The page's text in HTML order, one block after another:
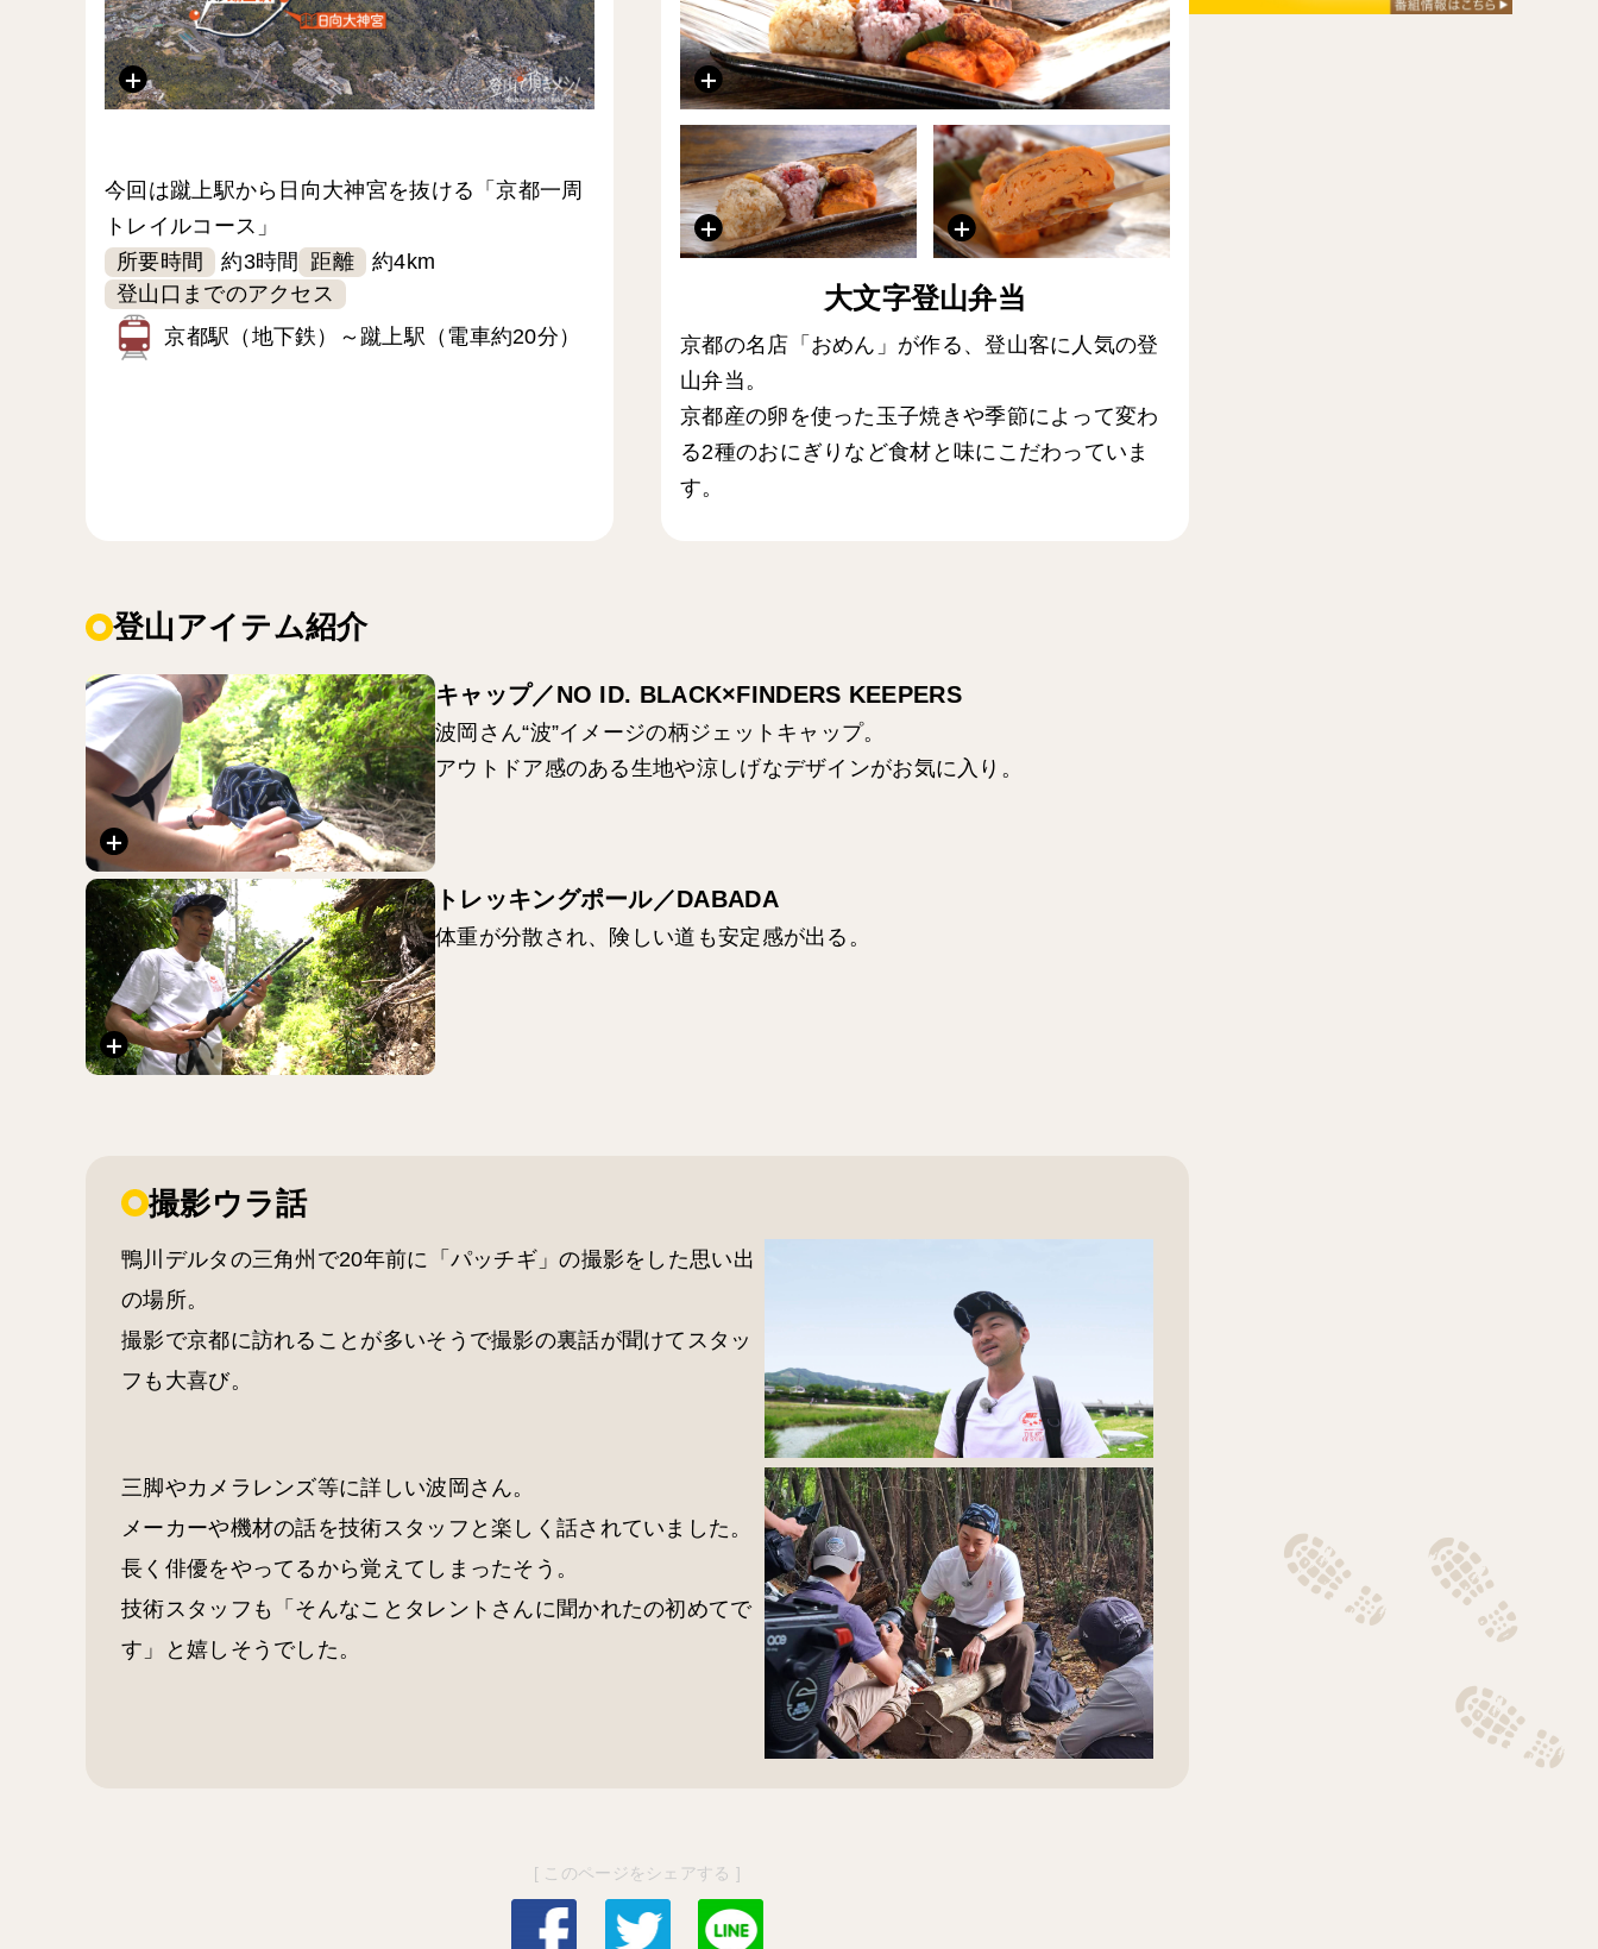
今回は蹴上駅から日向大神宮を抜ける「京都一周
トレイルコース」
所要時間
約3時間 距離
約4km
登山口までのアクセス
京都駅（地下鉄）～蹴上駅（電車約20分）
大文字登山弁当
京都の名店「おめん」が作る、登山客に人気の登
山弁当。
京都産の卵を使った玉子焼きや季節によって変わ
る2種のおにぎりなど食材と味にこだわっていま
す。
登山アイテム紹介
キャップ／NO ID. BLACK×FINDERS KEEPERS
波岡さん“波”イメージの柄ジェットキャップ。
アウトドア感のある生地や涼しげなデザインがお気に入り。
トレッキングポール／DABADA
体重が分散され、険しい道も安定感が出る。
撮影ウラ話
鴨川デルタの三角州で20年前に「パッチギ」の撮影をした思い出
の場所。
撮影で京都に訪れることが多いそうで撮影の裏話が聞けてスタッ
フも大喜び。
三脚やカメラレンズ等に詳しい波岡さん。
メーカーや機材の話を技術スタッフと楽しく話されていました。
長く俳優をやってるから覚えてしまったそう。
技術スタッフも「そんなことタレントさんに聞かれたの初めてで
す」と嬉しそうでした。
[ このページをシェアする ]